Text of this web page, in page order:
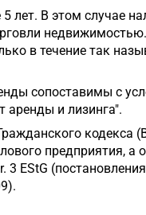
лет. В этом случае
в течение так
сопоставимы с
аренды и лизинга".
кодекса
предприятия, а
3 EStG